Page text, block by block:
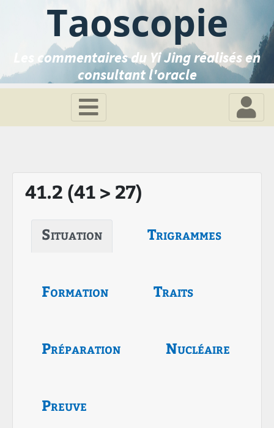
Taoscopie
Les commentaires du Yi Jing réalisés en
consultant l'oracle
41.2 (41 > 27)
Situation Trigrammes
Formation Traits
Préparation Nucléaire
Preuve